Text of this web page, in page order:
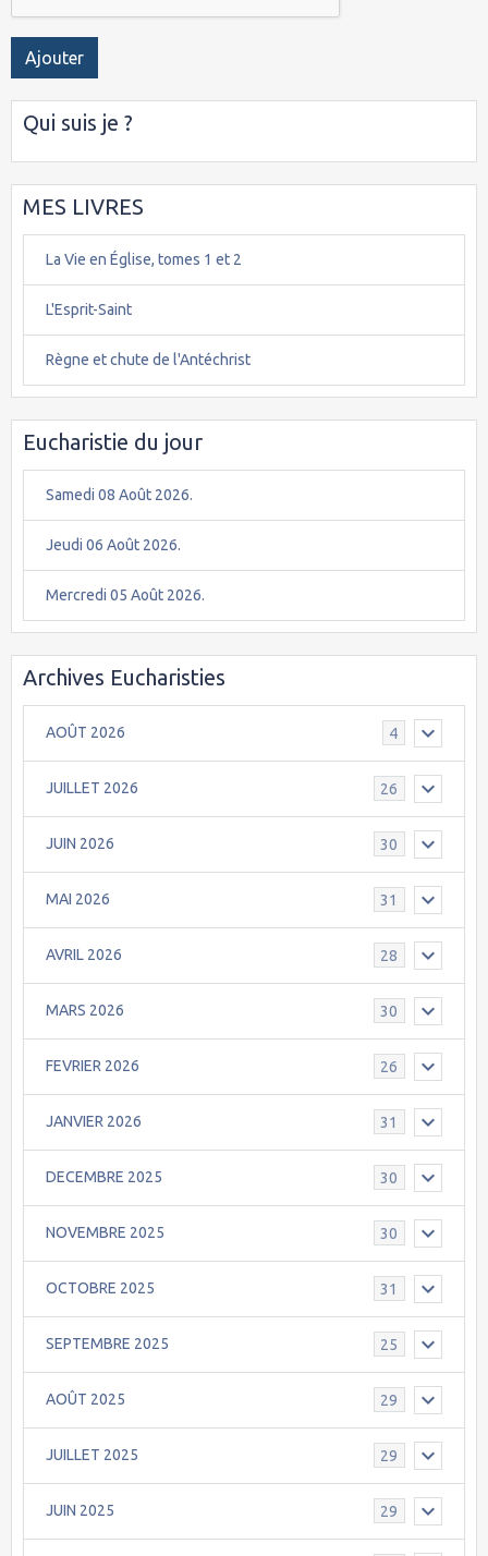
Ajouter
Qui suis je ?
MES LIVRES
La Vie en Église, tomes 1 et 2
L'Esprit-Saint
Règne et chute de l'Antéchrist
Eucharistie du jour
Samedi 08 Août 2026.
Jeudi 06 Août 2026.
Mercredi 05 Août 2026.
Archives Eucharisties
AOÛT 2026 4
JUILLET 2026 26
JUIN 2026 30
MAI 2026 31
AVRIL 2026 28
MARS 2026 30
FEVRIER 2026 26
JANVIER 2026 31
DECEMBRE 2025 30
NOVEMBRE 2025 30
OCTOBRE 2025 31
SEPTEMBRE 2025 25
AOÛT 2025 29
JUILLET 2025 29
JUIN 2025 29